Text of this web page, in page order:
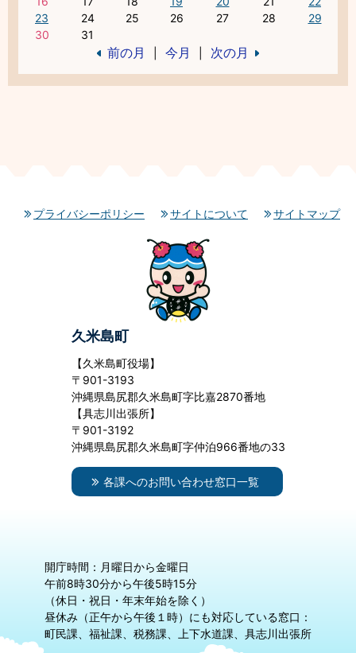
23
24 25 26 27 28
29
30
31
前の月 今月 次の月
プライバシーポリシー サイトについて サイトマップ
久米島町
【久米島町役場】
〒901-3193
沖縄県島尻郡久米島町字比嘉2870番地
【具志川出張所】
〒901-3192
沖縄県島尻郡久米島町字仲泊966番地の33
各課へのお問い合わせ窓口一覧
開庁時間：月曜日から金曜日
午前8時30分から午後5時15分
（休日・祝日・年末年始を除く）
昼休み（正午から午後１時）にも対応している窓口：
町民課、福祉課、税務課、上下水道課、具志川出張所